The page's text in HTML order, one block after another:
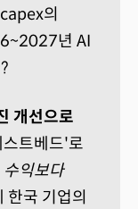
의
년 AI
개선으로
트베드'로
수익보다
한국 기업의